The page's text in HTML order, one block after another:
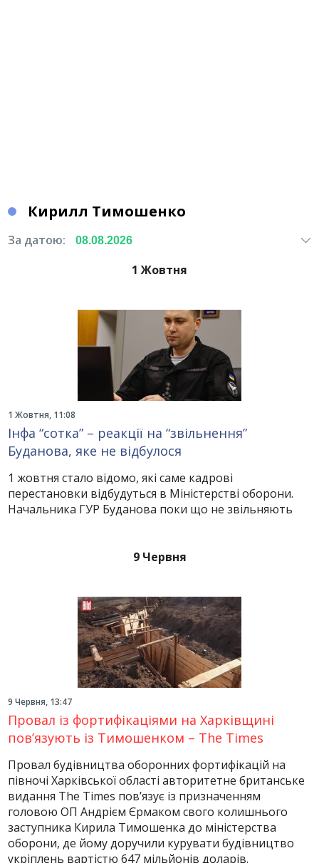
Кирилл Тимошенко
За датою:
1 Жовтня
1 Жовтня, 11:08
Інфа “сотка” – реакції на “звільнення”
Буданова, яке не відбулося
1 жовтня стало відомо, які саме кадрові
перестановки відбудуться в Міністерстві оборони.
Начальника ГУР Буданова поки що не звільняють
9 Червня
9 Червня, 13:47
Провал із фортифікаціями на Харківщині
пов’язують із Тимошенком – The Times
Провал будівництва оборонних фортифікацій на
півночі Харківської області авторитетне британське
видання The Times пов’язує із призначенням
головою ОП Андрієм Єрмаком свого колишнього
заступника Кирила Тимошенка до міністерства
оборони, де йому доручили курувати будівництво
укріплень вартістю 647 мільйонів доларів.